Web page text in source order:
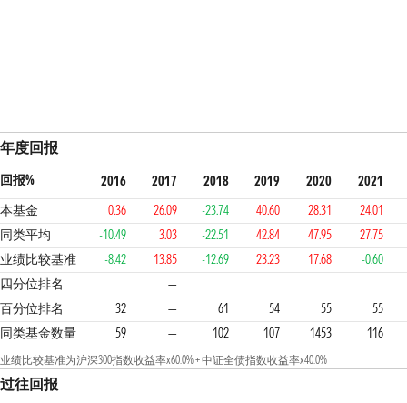
年度回报
回报% 2016 2017 2018 2019 2020
2021
本基金
0.36 26.09 -23.74 40.60 28.31
24.01
同类平均
-10.49 3.03 -22.51 42.84 47.95
27.75
业绩比较基准
-8.42 13.85 -12.69 23.23 17.68
-0.60
四分位排名
2
—
3 3 3 3 1
百分位排名 32 — 61 54 55
55
同类基金数量
59 — 102 107 1453 116
业绩比较基准为沪深300指数收益率x60.0% + 中证全债指数收益率x40.0%
过往回报